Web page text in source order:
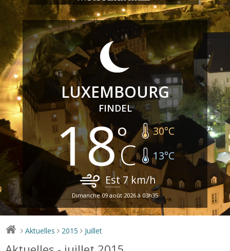
LUXEMBOURG
FINDEL
18 30°C
13°C
Est7 km/h
Dimanche 09 août 2026 à 03h35
> Aktuelles > 2015 > Juillet